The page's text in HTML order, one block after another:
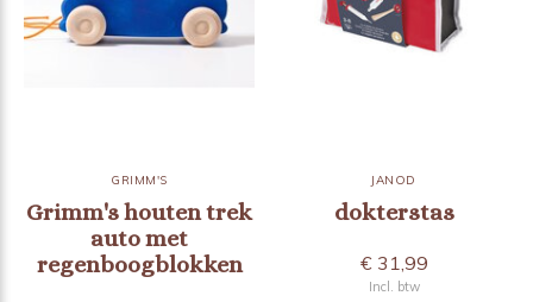
GRIMM'S
Grimm's houten trek
auto met
regenboogblokken
JANOD
dokterstas
€ 31,99
Incl. btw